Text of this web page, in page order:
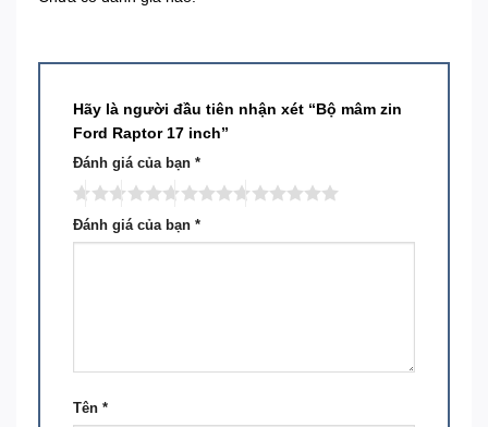
Hãy là người đầu tiên nhận xét “Bộ mâm zin
Ford Raptor 17 inch”
Đánh giá của bạn *
Đánh giá của bạn *
Tên *